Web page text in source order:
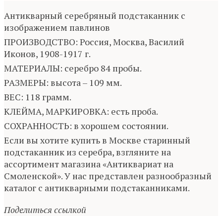
Антикварный серебряный подстаканник с
изображением павлинов
ПРОИЗВОДСТВО: Россия, Москва, Василий
Иконов, 1908-1917 г.
МАТЕРИАЛЫ: серебро 84 пробы.
РАЗМЕРЫ: высота – 109 мм.
ВЕС: 118 грамм.
КЛЕЙМА, МАРКИРОВКА: есть проба.
СОХРАННОСТЬ: в хорошем состоянии.
Если вы хотите купить в Москве старинный
подстаканник из серебра, взгляните на
ассортимент магазина «Антиквариат на
Смоленской». У нас представлен разнообразный
каталог с антикварными подстаканниками.
Поделиться ссылкой